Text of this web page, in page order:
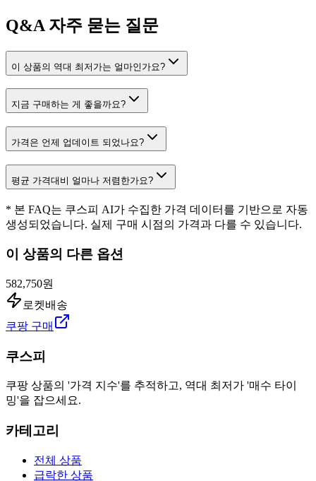
Q&A 자주 묻는 질문
이 상품의 역대 최저가는 얼마인가요?
지금 구매하는 게 좋을까요?
가격은 언제 업데이트 되었나요?
평균 가격대비 얼마나 저렴한가요?
* 본 FAQ는 쿠스피 AI가 수집한 가격 데이터를 기반으로 자동
생성되었습니다. 실제 구매 시점의 가격과 다를 수 있습니다.
이 상품의 다른 옵션
582,750원
로켓배송
쿠팡 구매
쿠스피
쿠팡 상품의 '가격 지수'를 추적하고, 역대 최저가 '매수 타이
밍'을 잡으세요.
카테고리
전체 상품
급락한 상품